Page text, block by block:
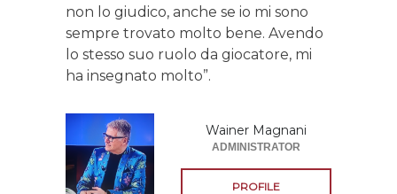
non lo giudico, anche se io mi sono
sempre trovato molto bene. Avendo
lo stesso suo ruolo da giocatore, mi
ha insegnato molto”.
Wainer Magnani
ADMINISTRATOR
PROFILE